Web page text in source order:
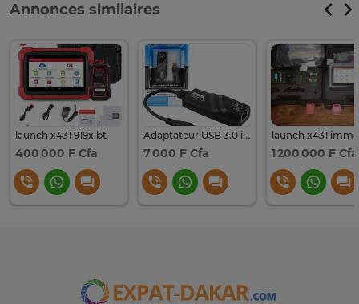
Annonces similaires
launch x431 919x bt
400 000 F Cfa
Adaptateur USB 3.0 internet
7 000 F Cfa 1 200 000 F Cfa